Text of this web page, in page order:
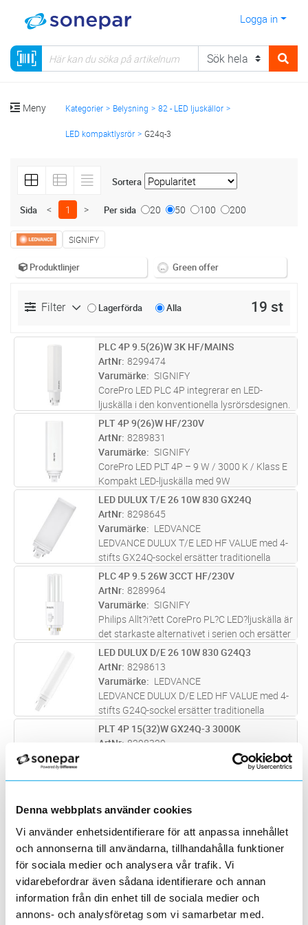
Denna webbplats använder cookies
Vi använder enhetsidentifierare för att anpassa innehållet
och annonserna till användarna, tillhandahålla funktioner
för sociala medier och analysera vår trafik. Vi
vidarebefordrar även sådana identifierare och annan
information från din enhet till de sociala medier och
annons- och analysföretag som vi samarbetar med.
Logga in
Meny Kategorier Belysning 82 - LED ljuskällor
LED kompaktlysrör G24q-3
Sortera
Sida < 1 > Per sida 20 50 100 200
SIGNIFY
Produktlinjer Green offer
Filter Lagerförda Alla 19 st
ST Lägg i kundvagn
PLC 4P 9.5(26)W 3K HF/MAINS
ArtNr 8299474
Varumärke
SIGNIFY
CorePro LED PLC 4P integrerar en LED-
ljuskälla i den konventionella lysrörsdesignen.
Produkten är perfekt vid uppgradering av
lampor i allmänbelysning: den uppfyller
grundläggande belysningskrav, spa
ST Lägg i kundvagn
PLT 4P 9(26)W HF/230V
ArtNr 8289831
Varumärke
SIGNIFY
CorePro LED PLT 4P – 9 W / 3000 K / Klass E
Kompakt LED-ljuskälla med 9W
effektförbrukning och neutralvit
färgtemperatur (3000 K). Med ett ljusflöde på
110 lm/W uppfyller den belysningskrav
samtidig...läs mer
ST Lägg i kundvagn
LED DULUX T/E 26 10W 830 GX24Q
ArtNr 8298645
Varumärke
LEDVANCE
LEDVANCE DULUX T/E LED HF VALUE med 4-
stifts GX24Q-sockel ersätter traditionella
kompaktlysrör för drift med elektroniska
drivdon eller nätspänning. För drift med
elektroniskt drivdon se kompatibilit
ST Lägg i kundvagn
PLC 4P 9.5 26W 3CCT HF/230V
ArtNr 8289964
Varumärke
SIGNIFY
Philips Allt?i?ett CorePro PL?C LED?ljuskälla är
det starkaste alternativet i serien och ersätter
26W PL?C?lysrör med en effekt på 9.5W och
ett ljusflöde på 1150LM-1235LM-1150LM.
Den erbjuder tre fär...läs mer
ST Lägg i kundvagn
LED DULUX D/E 26 10W 830 G24Q3
ArtNr 8298613
Varumärke
LEDVANCE
LEDVANCE DULUX D/E LED HF VALUE med 4-
stifts G24Q-sockel ersätter traditionella
kompaktlysrör för drift med elektroniska
drivdon eller nätspänning. För drift med
elektroniskt drivdon se kompatibilite...läs mer
ST Lägg i kundvagn
PLT 4P 15(32)W GX24Q-3 3000K
ArtNr 8298329
Philips CorePro LED PLT. En LED-ljuskälla
dikt vägg och -tak, och följer RoHS-direktivet.
Passar i existeran...läs mer
ST Lägg i kundvagn
LED DULUX D/E 26 10W 840 G24Q3
Varumärke LEDVANCE
LEDVANCE DULUX D/E LED HF VALUE med 4-
stifts G24Q-sockel ersätter traditionella
kompaktlysrör för drift med elektroniska
drivdon eller nätspänning. För drift med
ST Lägg i kundvagn
LED DULUX D/E 26 10W 865 G24Q3
ArtNr 8289490
Varumärke
LEDVANCE